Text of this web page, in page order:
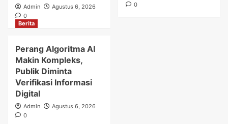
Admin
Agustus 6, 2026
0
0
Berita
Perang Algoritma AI
Makin Kompleks,
Publik Diminta
Verifikasi Informasi
Digital
Admin
Agustus 6, 2026
0